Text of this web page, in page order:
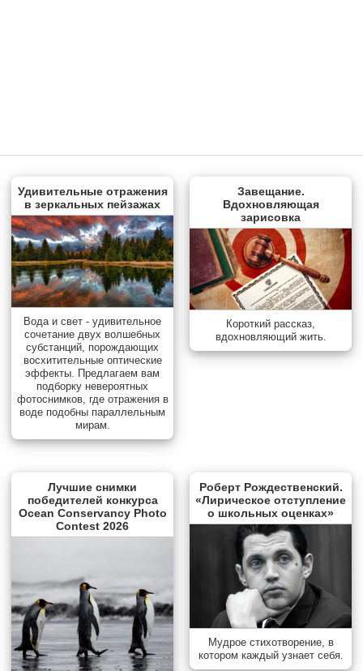
Удивительные отражения
в зеркальных пейзажах
Вода и свет - удивительное
сочетание двух волшебных
субстанций, порождающих
восхитительные оптические
эффекты. Предлагаем вам
подборку невероятных
фотоснимков, где отражения в
воде подобны параллельным
мирам.
Завещание.
Вдохновляющая
зарисовка
Короткий рассказ,
вдохновляющий жить.
Лучшие снимки
победителей конкурса
Ocean Conservancy Photo
Contest 2026
Роберт Рождественский.
«Лирическое отступление
о школьных оценках»
Мудрое стихотворение, в
котором каждый узнает себя.